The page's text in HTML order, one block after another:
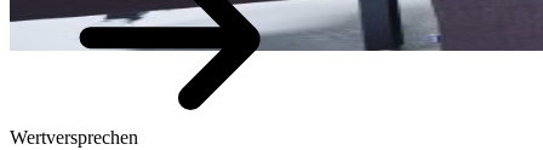
Wertversprechen